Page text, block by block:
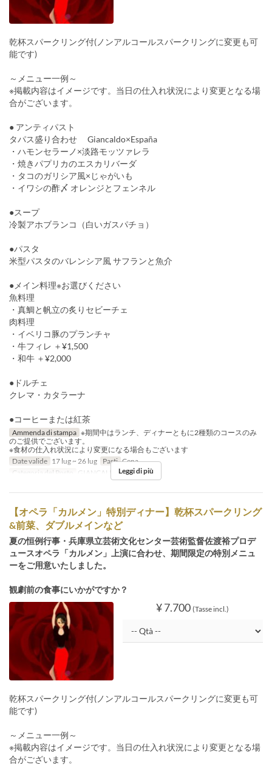
乾杯スパークリング付(ノンアルコールスパークリングに変更も可
能です)
～メニュー一例～
※掲載内容はイメージです。当日の仕入れ状況により変更となる場
合がございます。
● アンティパスト
タパス盛り合わせ Giancaldo×España
・ハモンセラーノ×淡路モッツァレラ
・焼きパプリカのエスカリバーダ
・タコのガリシア風×じゃがいも
・イワシの酢〆 オレンジとフェンネル
●スープ
冷製アホブランコ（白いガスパチョ）
●パスタ
米型パスタのバレンシア風 サフランと魚介
●メイン料理※お選びください
魚料理
・真鯛と帆立の炙りセビーチェ
肉料理
・イベリコ豚のプランチャ
・牛フィレ ＋¥1,500
・和牛 ＋¥2,000
●ドルチェ
クレマ・カタラーナ
●コーヒーまたは紅茶
Ammenda di stampa ※期間中はランチ、ディナーともに2種類のコースのみ
のご提供でございます。
※食材の仕入れ状況により変更になる場合もございます
Date valide 17 lug ~ 26 lug Pasti Cena
Categoria del Posto
GIANCALDO3Theat
Leggi di più
【オペラ「カルメン」特別ディナー】乾杯スパークリング
&前菜、ダブルメインなど
夏の恒例行事・兵庫県立芸術文化センター芸術監督佐渡裕プロデ
ュースオペラ「カルメン」上演に合わせ、期間限定の特別メニュ
ーをご用意いたしました。
観劇前の食事にいかがですか？
¥ 7.700 (Tasse incl.)
乾杯スパークリング付(ノンアルコールスパークリングに変更も可
能です)
～メニュー一例～
※掲載内容はイメージです。当日の仕入れ状況により変更となる場
合がございます。